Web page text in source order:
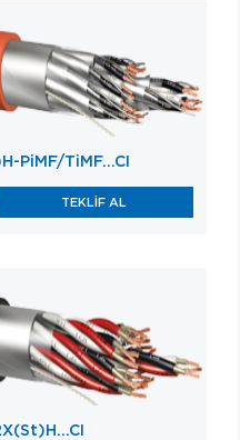
PiMF/TiMF…CI
TEKLİF AL